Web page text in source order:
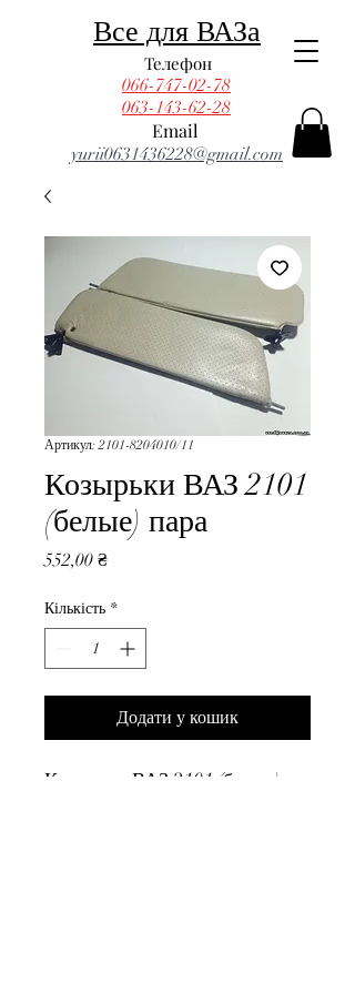
Email
Телефон
yurii0631436228@gmail.com
066-747-02-78
Все для ВАЗа
063-143-62-28
Артикул: 2101-8204010/11
Козырьки ВАЗ 2101
(белые) пара
552,00 ₴Ціна
Кількість *
Додати у кошик
Козырьки ВАЗ 2101 (белые)